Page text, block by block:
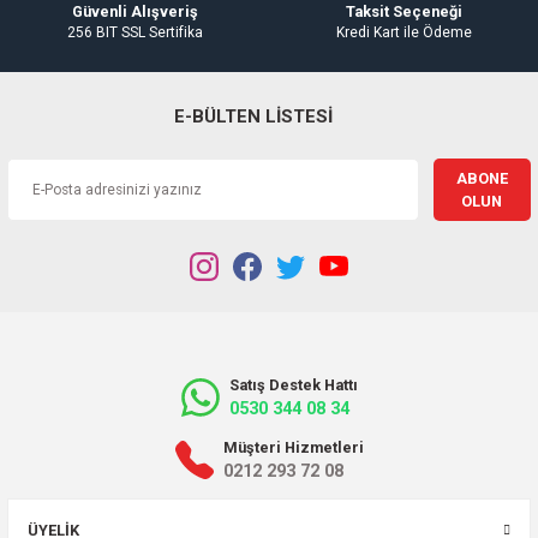
Güvenli Alışveriş
256 BIT SSL Sertifika
Taksit Seçeneği
Kredi Kart ile Ödeme
E-BÜLTEN LİSTESİ
ABONE
OLUN
Satış Destek Hattı
0530 344 08 34
Müşteri Hizmetleri
0212 293 72 08
ÜYELIK